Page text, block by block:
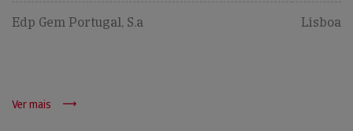
Edp Gem Portugal, S.a Lisboa
Ver mais